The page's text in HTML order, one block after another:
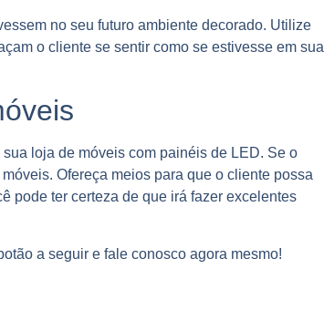
no seu futuro ambiente decorado. Utilize
o cliente se sentir como se estivesse em sua
sua loja de móveis com painéis de LED. Se o
Ofereça meios para que o cliente possa
pode ter certeza de que irá fazer excelentes
a seguir e fale conosco agora mesmo!